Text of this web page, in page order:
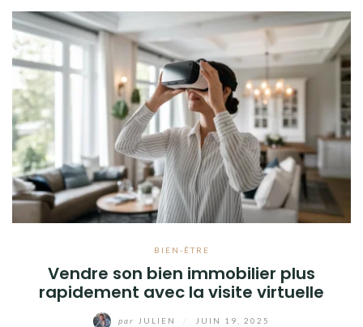
BIEN-ÊTRE
Vendre son bien immobilier plus
rapidement avec la visite virtuelle
par JULIEN JUIN 19, 2025